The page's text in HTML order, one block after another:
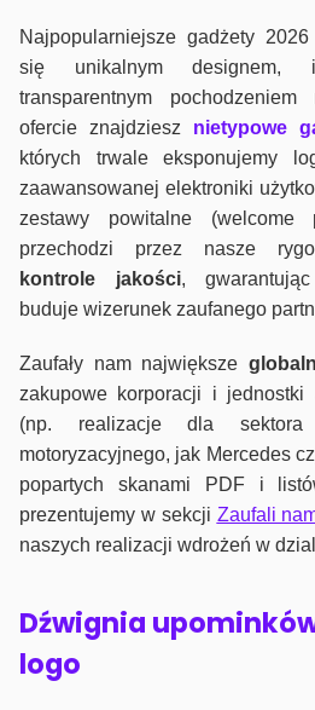
Najpopularniejsze gadżety
się unikalnym designem,
transparentnym
ofercie znajdziesz nietypowe
których trwale eksponujemy
zaawansowanej elektroniki
zestawy powitalne (welcome
przechodzi przez nasze
kontrole jakości,
buduje wizerunek zaufanego
Zaufały nam największe
zakupowe korporacji i jednostki
(np. realizacje dla sektora
motoryzacyjnego, jak Mercedes
popartych skanami PDF i
prezentujemy w sekcji Zaufali
naszych realizacji wdrożeń w
Dźwignia
logo